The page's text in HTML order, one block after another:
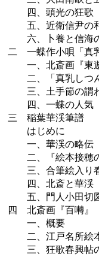
四、頭光の狂歌
五、近衛信尹の
六、卜養と信海
二 一蝶作小唄「真
一、北斎画『東
二、「真乳しつ
三、土手節の謂
四、一蝶の人気
三 稲葉華渓筆譜
はじめに
一、華渓の略伝
二、『絵本接穂
三、合筆絵入り
四、北斎と華渓
五、門人小田切
四 北斎画『百囀』
一、概要
二、江戸名所絵
三、狂歌春興帖